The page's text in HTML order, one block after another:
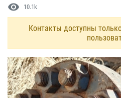
visibility 10.1k
Контакты доступны